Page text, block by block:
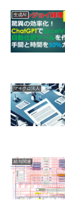
生成AI
マイクロ法人
給与関連